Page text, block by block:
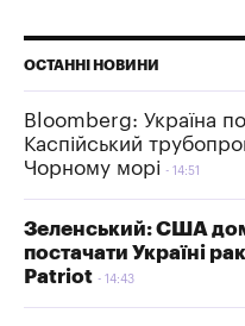
ОСТАННІ НОВИНИ
Bloomberg: Україна
Каспійський
Чорному морі
14:51
Зеленський: США
постачати Україні
Patriot
14:43